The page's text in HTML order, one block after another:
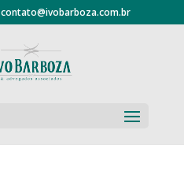
contato@ivobarboza.com.br